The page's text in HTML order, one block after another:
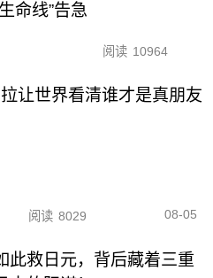
命线”告急
阅读 10964
让世界看清谁才是真朋友
阅读 8029 08-05
此救日元，背后藏着三重